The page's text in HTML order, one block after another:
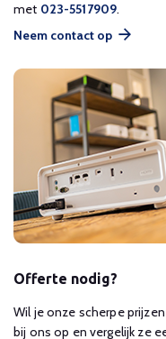
met 023-5517909.
Neem contact op
Offerte nodig?
Wil je onze scherpe
bij ons op en vergelijk ze